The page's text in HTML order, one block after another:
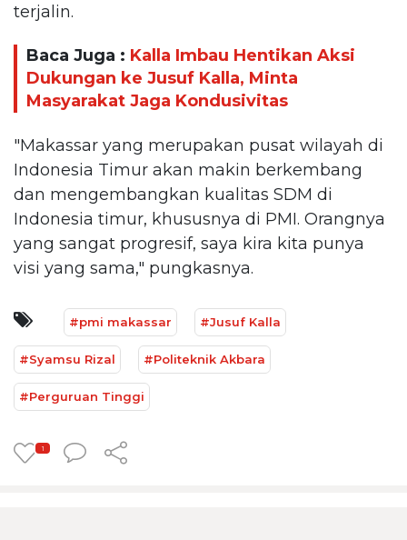
terjalin.
Baca Juga : Kalla Imbau Hentikan Aksi
Dukungan ke Jusuf Kalla, Minta
Masyarakat Jaga Kondusivitas
"Makassar yang merupakan pusat wilayah di
Indonesia Timur akan makin berkembang
dan mengembangkan kualitas SDM di
Indonesia timur, khususnya di PMI. Orangnya
yang sangat progresif, saya kira kita punya
visi yang sama," pungkasnya.
#pmi makassar #Jusuf Kalla
#Syamsu Rizal #Politeknik Akbara
#Perguruan Tinggi
1